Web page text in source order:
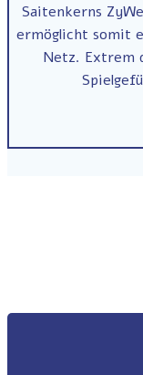
Saitenkerns
ermöglicht somit
Netz. Extrem